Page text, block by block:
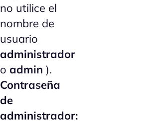
no utilice el
nombre de
usuario
administrador
o admin ).
Contraseña
de
administrador: